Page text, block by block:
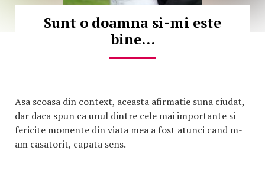
Sunt o doamna si-mi este
bine...
Asa scoasa din context, aceasta afirmatie suna ciudat,
dar daca spun ca unul dintre cele mai importante si
fericite momente din viata mea a fost atunci cand m-
am casatorit, capata sens.